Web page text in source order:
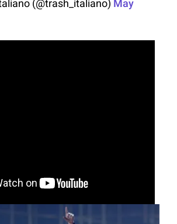
(@trash_italiano) May